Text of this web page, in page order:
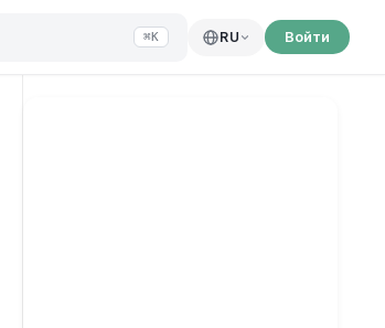
⌘K RU Войти